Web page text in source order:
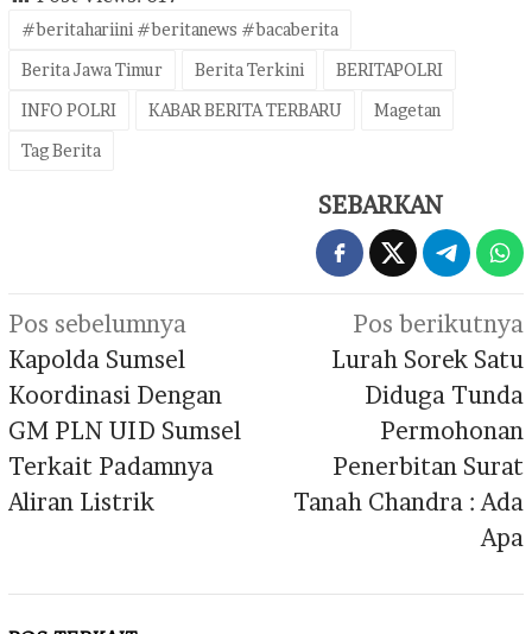
#beritahariini #beritanews #bacaberita
Berita Jawa Timur
Berita Terkini
BERITAPOLRI
INFO POLRI
KABAR BERITA TERBARU
Magetan
Tag Berita
SEBARKAN
Navigasi
pos
Pos sebelumnya
Kapolda Sumsel
Koordinasi Dengan
GM PLN UID Sumsel
Terkait Padamnya
Aliran Listrik
Pos berikutnya
Lurah Sorek Satu
Diduga Tunda
Permohonan
Penerbitan Surat
Tanah Chandra : Ada
Apa